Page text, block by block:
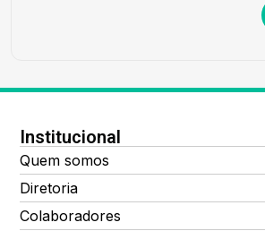
Institucional
Quem somos
Diretoria
Colaboradores